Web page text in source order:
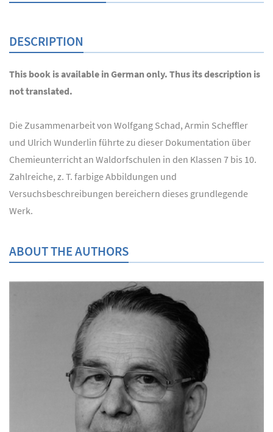
DESCRIPTION
This book is available in German only. Thus its description is
not translated.
Die Zusammenarbeit von Wolfgang Schad, Armin Scheffler
und Ulrich Wunderlin führte zu dieser Dokumentation über
Chemieunterricht an Waldorfschulen in den Klassen 7 bis 10.
Zahlreiche, z. T. farbige Abbildungen und
Versuchsbeschreibungen bereichern dieses grundlegende
Werk.
ABOUT THE AUTHORS